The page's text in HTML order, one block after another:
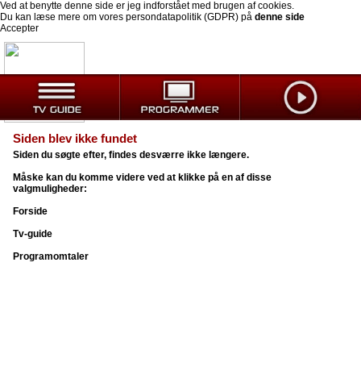
Ved at benytte denne side er jeg indforstået med brugen af cookies.
Du kan læse mere om vores persondatapolitik (GDPR) på denne side
Accepter
Siden blev ikke fundet
Siden du søgte efter, findes desværre ikke længere.
Måske kan du komme videre ved at klikke på en af disse
valgmuligheder:
Forside
Tv-guide
Programomtaler